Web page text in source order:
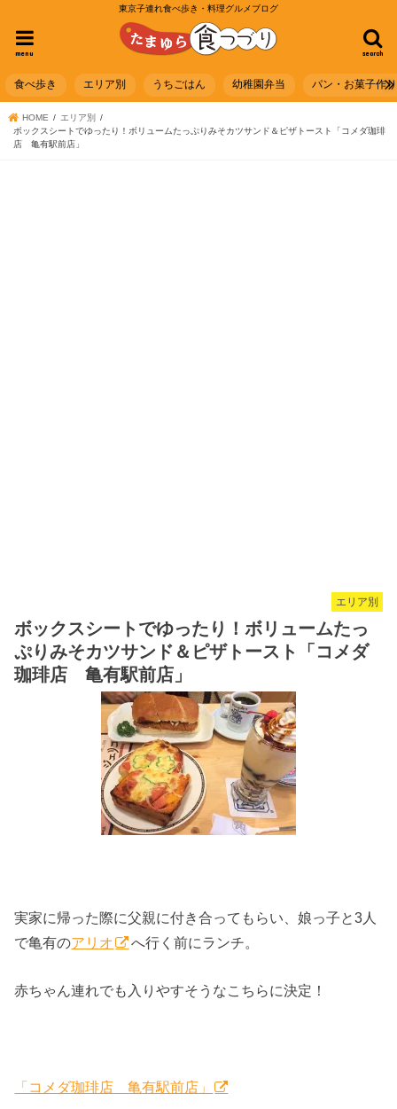
東京子連れ食べ歩き・料理グルメブログ
search
menu
食べ歩き エリア別 うちごはん 幼稚園弁当 パン・お菓子作り
HOME
エリア別
ボックスシートでゆったり！ボリュームたっぷりみそカツサンド＆ピザトースト「コメダ珈琲
店 亀有駅前店」
エリア別
ボックスシートでゆったり！ボリュームたっ
ぷりみそカツサンド＆ピザトースト「コメダ
珈琲店 亀有駅前店」
実家に帰った際に父親に付き合ってもらい、娘っ子と3人
で亀有のアリオ へ行く前にランチ。
赤ちゃん連れでも入りやすそうなこちらに決定！
「コメダ珈琲店 亀有駅前店」